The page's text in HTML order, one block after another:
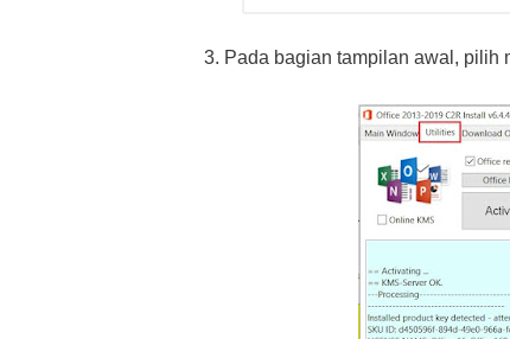
3. Pada bagian tampilan awal, pilih